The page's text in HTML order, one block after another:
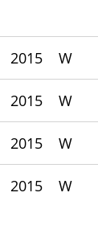
2015 W
2015 W
2015 W
2015 W